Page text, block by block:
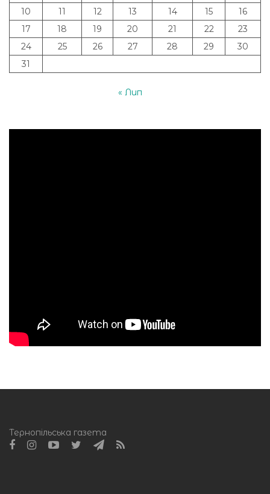
10
11 12 13 14 15
16
17
18 19 20 21 22
23
24
25 26 27 28 29
30
31
« Лип
Тернопільська газета